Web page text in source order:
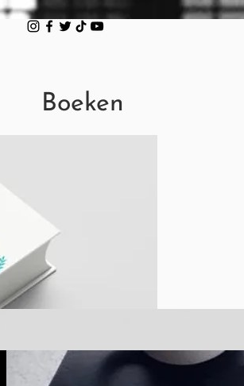
Boeken